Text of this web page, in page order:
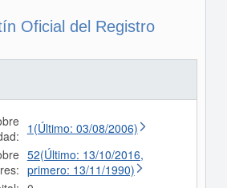
Oficial del Registro
1(Último: 03/08/2006)
52(Último: 13/10/2016,
primero: 13/11/1990)